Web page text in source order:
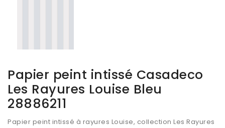
Papier peint intissé Casadeco
Les Rayures Louise Bleu
28886211
Papier peint intissé à rayures Louise, collection Les Rayures